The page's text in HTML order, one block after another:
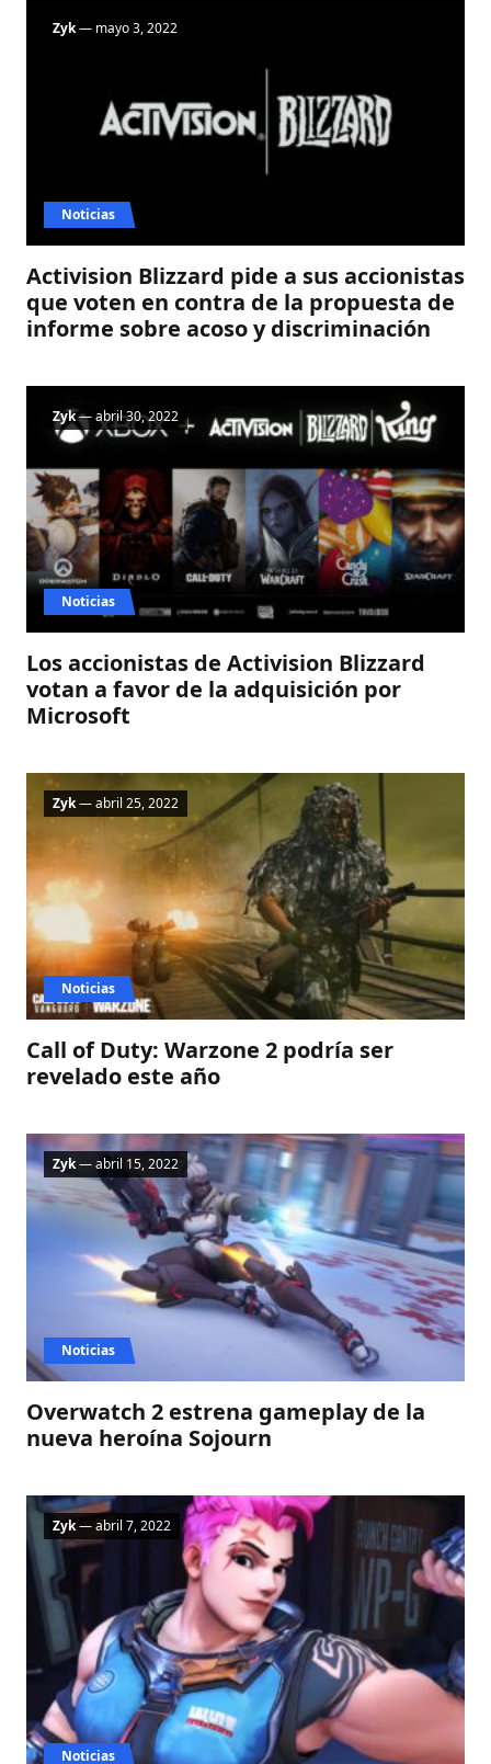
Activision Blizzard pide a sus accionistas
que voten en contra de la propuesta de
informe sobre acoso y discriminación
Noticias
Zyk— mayo 3, 2022
Los accionistas de Activision Blizzard
votan a favor de la adquisición por
Microsoft
Noticias
Zyk— abril 30, 2022
Call of Duty: Warzone 2 podría ser
revelado este año
Noticias
Zyk— abril 25, 2022
Overwatch 2 estrena gameplay de la
nueva heroína Sojourn
Noticias
Zyk— abril 15, 2022
Noticias
Zyk— abril 7, 2022